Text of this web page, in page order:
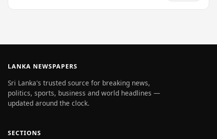
LANKA NEWSPAPERS
Sri Lanka's trusted source for breaking news,
politics, sports, business and world headlines —
updated around the clock.
SECTIONS